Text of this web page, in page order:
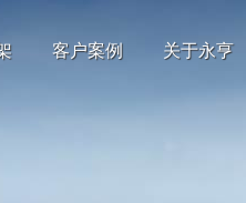
客户案例 关于永亨